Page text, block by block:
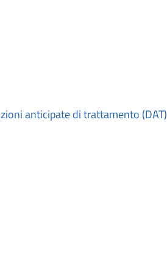
anticipate di trattamento (DAT)